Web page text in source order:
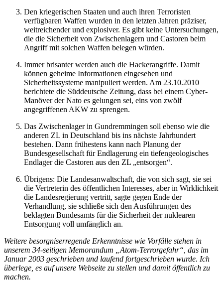
Den kriegerischen Staaten und auch ihren Terroristen
verfügbaren Waffen wurden in den letzten Jahren präziser,
weitreichender und explosiver. Es gibt keine Untersuchungen,
die die Sicherheit von Zwischenlagern und Castoren beim
Angriff mit solchen Waffen belegen würden.
Immer brisanter werden auch die Hackerangriffe. Damit
können geheime Informationen eingesehen und
Sicherheitssysteme manipuliert werden. Am 23.10.2010
berichtete die Süddeutsche Zeitung, dass bei einem Cyber-
Manöver der Nato es gelungen sei, eins von zwölf
angegriffenen AKW zu sprengen.
Das Zwischenlager in Gundremmingen soll ebenso wie die
anderen ZL in Deutschland bis ins nächste Jahrhundert
bestehen. Dann frühestens kann nach Planung der
Bundesgesellschaft für Endlagerung ein tiefengeologisches
Endlager die Castoren aus den ZL „entsorgen“.
Übrigens: Die Landesanwaltschaft, die von sich sagt, sie sei
die Vertreterin des öffentlichen Interesses, aber in Wirklichkeit
die Landesregierung vertritt, sagte gegen Ende der
Verhandlung, sie schließe sich den Ausführungen des
beklagten Bundesamts für die Sicherheit der nuklearen
Entsorgung voll umfänglich an.
Weitere besorgniserregende Erkenntnisse wie Vorfälle stehen in
unserem 34-seitigen Memorandum „Atom-Terrorgefahr“, das im
Januar 2003 geschrieben und laufend fortgeschrieben wurde. Ich
überlege, es auf unsere Webseite zu stellen und damit öffentlich zu
machen.